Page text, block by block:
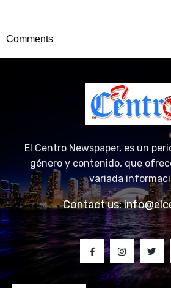
Comments
El Centro Newspaper, es un
género y contenido, que
variada
Contact us: